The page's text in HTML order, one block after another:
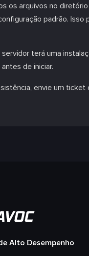
os arquivos no
padrão.
terá uma
antes de iniciar.
envie um
Alto Desempenho